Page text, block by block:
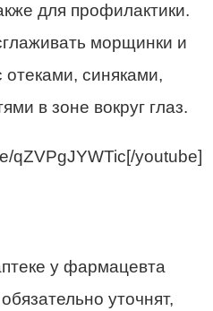
для профилактики.
морщинки и
синяками,
в зоне вокруг глаз.
qZVPgJYWTic[/youtube]
у фармацевта
уточнят,